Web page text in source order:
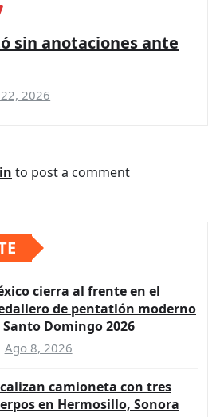
sin anotaciones ante
2026
to post a comment
cierra al frente en el
de pentatlón moderno
Santo Domingo 2026
Ago 8, 2026
camioneta con tres
en Hermosillo, Sonora